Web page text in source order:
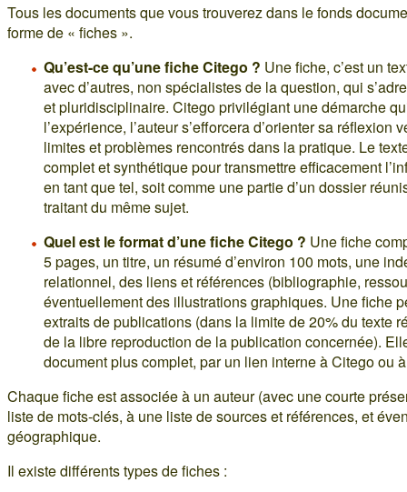
Tous les documents que vous trouverez dans le fonds
forme de « fiches ».
Qu’est-ce qu’une fiche Citego ? Une fiche, c’est un
avec d’autres, non spécialistes de la question, qui
et pluridisciplinaire. Citego privilégiant une démarche
l’expérience, l’auteur s’efforcera d’orienter sa réflexion
limites et problèmes rencontrés dans la pratique. Le
complet et synthétique pour transmettre efficacement
en tant que tel, soit comme une partie d’un dossier
traitant du même sujet.
Quel est le format d’une fiche Citego ? Une fiche
5 pages, un titre, un résumé d’environ 100 mots, une
relationnel, des liens et références (bibliographie,
éventuellement des illustrations graphiques. Une fiche
extraits de publications (dans la limite de 20% du texte
de la libre reproduction de la publication concernée).
document plus complet, par un lien interne à Citego ou
Chaque fiche est associée à un auteur (avec une courte
liste de mots-clés, à une liste de sources et références, et
géographique.
Il existe différents types de fiches :